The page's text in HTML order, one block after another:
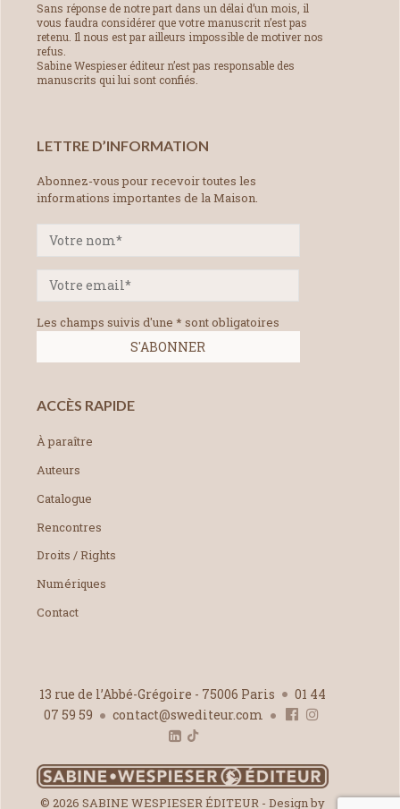
Sans réponse de notre part dans un délai d’un mois, il
vous faudra considérer que votre manuscrit n’est pas
retenu. Il nous est par ailleurs impossible de motiver nos
refus.
Sabine Wespieser éditeur n’est pas responsable des
manuscrits qui lui sont confiés.
LETTRE D’INFORMATION
Abonnez-vous pour recevoir toutes les
informations importantes de la Maison.
Les champs suivis d'une * sont obligatoires
ACCÈS RAPIDE
À paraître
Auteurs
Catalogue
Rencontres
Droits / Rights
Numériques
Contact
13 rue de l’Abbé-Grégoire - 75006 Paris
01 44
07 59 59
contact@swediteur.com
© 2026 SABINE WESPIESER ÉDITEUR - Design by